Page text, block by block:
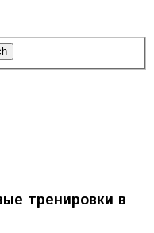
тренировки в